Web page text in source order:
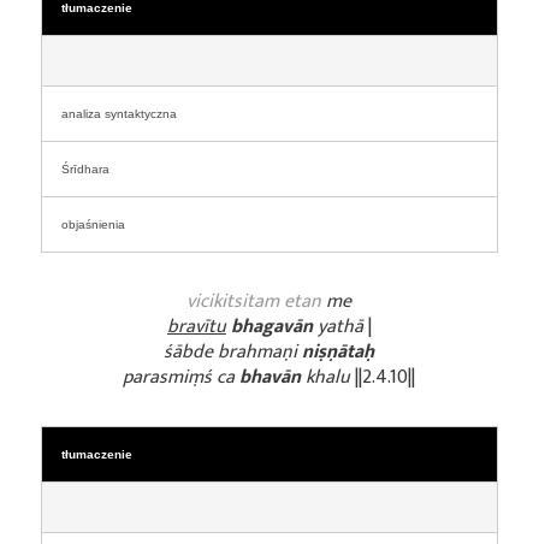
tłumaczenie
analiza syntaktyczna
Śrīdhara
objaśnienia
vicikitsitam etanme
bravītubhagavānyathā|
śābde brahmaṇiniṣṇātaḥ
parasmiṃś cabhavānkhalu||2.4.10||
tłumaczenie